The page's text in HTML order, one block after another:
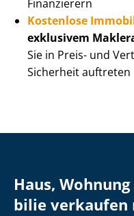
Finanzierern
Kostenlose
exklusivem
Sie in Preis- und
Sicherheit auftreten
Haus,
bi­lie verkaufen